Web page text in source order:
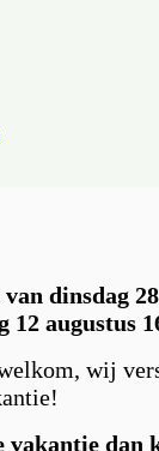
dinsdag
12 augustus
wij
vakantie